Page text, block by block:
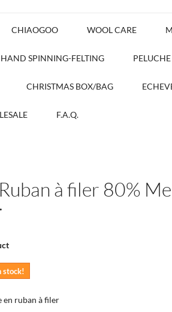
CHIAOGOO WOOL CARE
HAND SPINNING-FELTING PELUCHE
CHRISTMAS BOX/BAG
F.A.Q.
à filer 80%
stock!
en ruban à filer